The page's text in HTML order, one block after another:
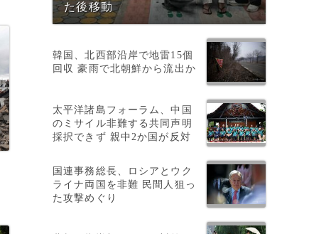
た後移動
韓国、北西部沿岸で地雷15個
回収 豪雨で北朝鮮から流出か
太平洋諸島フォーラム、中国
のミサイル非難する共同声明
採択できず 親中2か国が反対
国連事務総長、ロシアとウク
ライナ両国を非難 民間人狙っ
た攻撃めぐり